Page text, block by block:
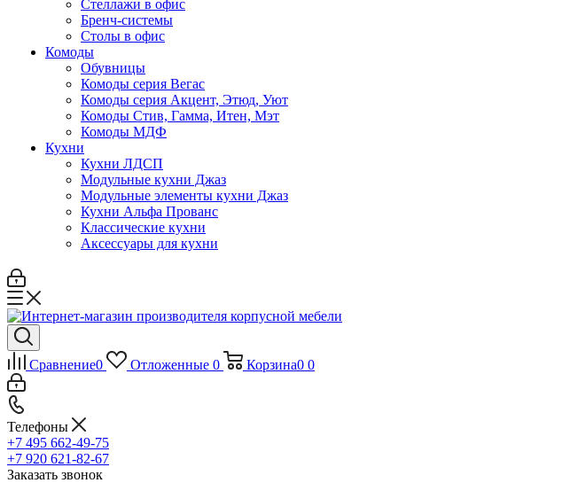
Стеллажи в офис
Бренч-системы
Столы в офис
Комоды
Обувницы
Комоды серия Вегас
Комоды серия Акцент, Этюд, Уют
Комоды Стив, Гамма, Итен, Мэт
Комоды МДФ
Кухни
Кухни ЛДСП
Модульные кухни Джаз
Модульные элементы кухни Джаз
Кухни Альфа Прованс
Классические кухни
Аксессуары для кухни
Сравнение0 Отложенные 0 Корзина0 0
Телефоны
+7 495 662-49-75
+7 920 621-82-67
Заказать звонок